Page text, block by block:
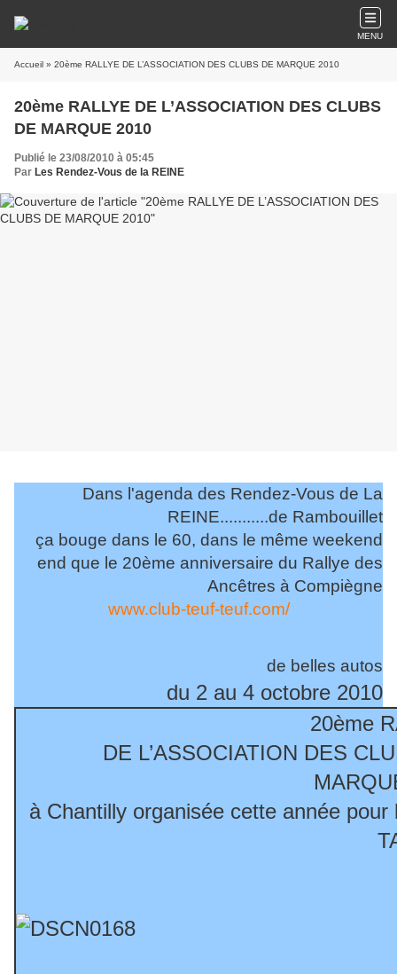
MENU
Accueil » 20ème RALLYE DE L’ASSOCIATION DES CLUBS DE MARQUE 2010
20ème RALLYE DE L’ASSOCIATION DES CLUBS
DE MARQUE 2010
Publié le 23/08/2010 à 05:45
Par Les Rendez-Vous de la REINE
Dans l'agenda des Rendez-Vous de La
REINE...........de Rambouillet
ça bouge dans le 60, dans le même weekend
end que le 20ème anniversaire du Rallye des
Ancêtres à Compiègne
www.club-teuf-teuf.com/
de belles autos
du 2 au 4 octobre 2010
20ème
DE L’ASSOCIATION DES
à Chantilly organisée cette année pour